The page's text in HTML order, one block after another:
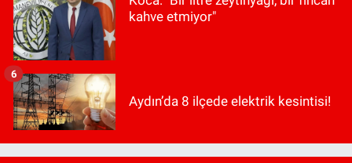
kahve etmiyor"
Aydın’da 8 ilçede elektrik kesintisi!
6